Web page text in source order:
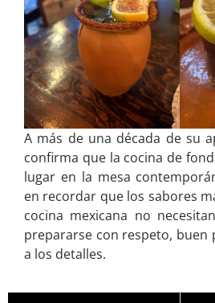
A más de una década de su
confirma que la cocina de
lugar en la mesa
en recordar que los sabores
cocina mexicana no
prepararse con respeto, buen
a los detalles.